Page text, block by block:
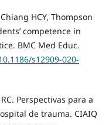
Chiang HCY, Thompson
competence in
BMC Med Educ.
s12909-020-
Perspectivas para a
de trauma. CIAIQ